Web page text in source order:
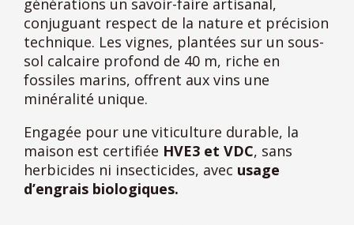
conjuguant respect de la nature et précision
technique. Les vignes, plantées sur un sous-
sol calcaire profond de 40 m, riche en
fossiles marins, offrent aux vins une
minéralité unique.
Engagée pour une viticulture durable, la
maison est certifiée HVE3 et VDC, sans
herbicides ni insecticides, avec usage
d’engrais biologiques.